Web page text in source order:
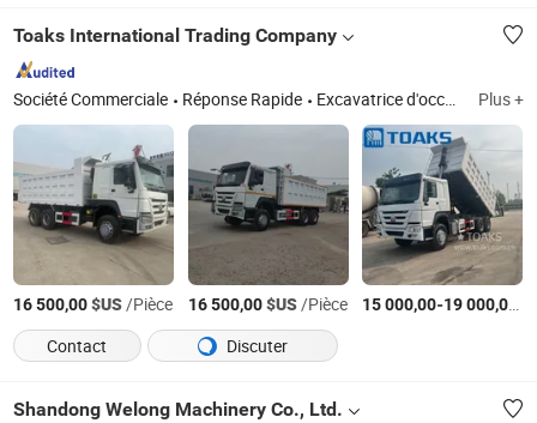
Toaks International Trading Company
Société Commerciale Réponse Rapide Excavatrice d'occasion Bulldozer d'occasion Camion benne d'occasion Chargeuse sur pneus d'occasion Niveleuse d'occasion Pelle rétro d'occasion Rouleau compresseur d'occasion Plus +
16 500,00$US/Pièce 16 500,00$US/Pièce 15 000,00-19 000,00
Contact
Discuter
Shandong Welong Machinery Co., Ltd.